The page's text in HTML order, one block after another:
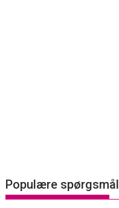
Populære spørgsmål